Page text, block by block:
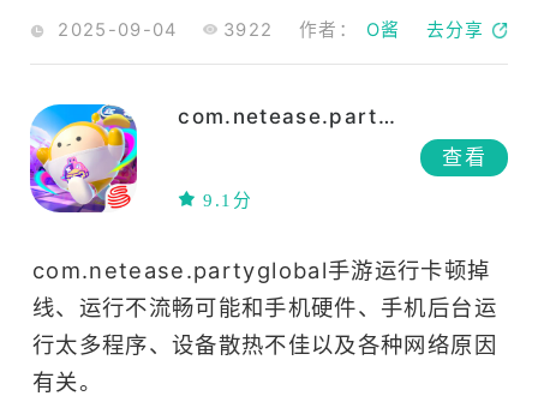
2025-09-04 3922 作者： O酱 去分享
com.netease.partyglobal
9.1分
查看
com.netease.partyglobal手游运行卡顿掉
线、运行不流畅可能和手机硬件、手机后台运
行太多程序、设备散热不佳以及各种网络原因
有关。